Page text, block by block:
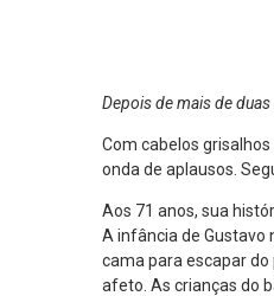
Depois de mais de
Com cabelos
onda de aplausos.
Aos 71 anos, sua
A infância de Gustavo
cama para escapar
afeto. As crianças do